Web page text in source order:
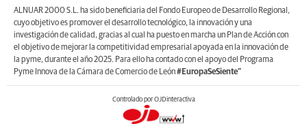
ALNUAR 2000 S.L. ha sido beneficiaria del Fondo Europeo de Desarrollo Regional,
cuyo objetivo es promover el desarrollo tecnológico, la innovación y una
investigación de calidad, gracias al cual ha puesto en marcha un Plan de Acción con
el objetivo de mejorar la competitividad empresarial apoyada en la innovación de
la pyme, durante el año 2025. Para ello ha contado con el apoyo del Programa
Pyme Innova de la Cámara de Comercio de León#EuropaSeSiente”
Controlado por OJDinteractiva